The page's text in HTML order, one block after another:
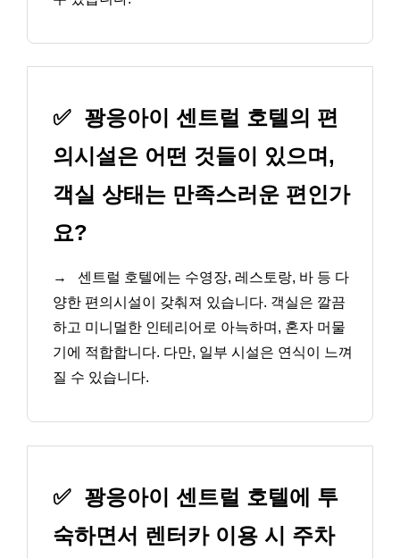
✅ 꽝응아이 센트럴 호텔의 편
의시설은 어떤 것들이 있으며,
객실 상태는 만족스러운 편인가
요?
→
센트럴 호텔에는 수영장, 레스토랑, 바 등 다
양한 편의시설이 갖춰져 있습니다. 객실은 깔끔
하고 미니멀한 인테리어로 아늑하며, 혼자 머물
기에 적합합니다. 다만, 일부 시설은 연식이 느껴
질 수 있습니다.
✅ 꽝응아이 센트럴 호텔에 투
숙하면서 렌터카 이용 시 주차